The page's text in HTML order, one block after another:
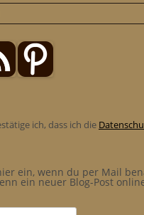
ich, dass ich die
ein, wenn du per Mail
ein neuer Blog-Post